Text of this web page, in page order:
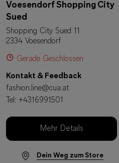
Voesendorf Shopping City
Sued
Shopping City Sued 11
2334 Voesendorf
Gerade Geschlossen
Kontakt & Feedback
fashion.line@cua.at
Tel: +4316991501
Mehr Details
Dein Weg zum Store